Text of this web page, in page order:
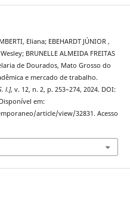
Eliana; EBEHARDT JÚNIOR ,
BRUNELLE ALMEIDA FREITAS
de Dourados, Mato Grosso do
e mercado de trabalho.
l.], v. 12, n. 2, p. 253–274, 2024. DOI:
em:
article/view/32831. Acesso